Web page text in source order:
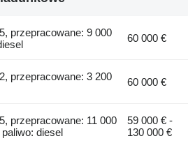
przepracowane: 9 000
60 000 €
przepracowane: 3 200
60 000 €
przepracowane: 11 000
diesel
59 000 € -
130 000 €